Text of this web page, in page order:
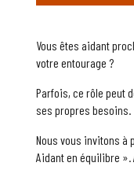
Vous êtes aidant
votre entourage ?
Parfois, ce rôle peut
ses propres besoins.
Nous vous invitons
Aidant en équilibre